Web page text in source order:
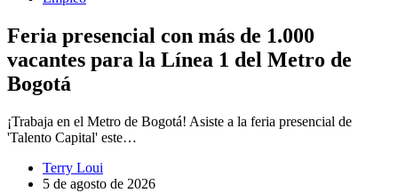
Feria presencial con más de 1.000
vacantes para la Línea 1 del Metro de
Bogotá
¡Trabaja en el Metro de Bogotá! Asiste a la feria presencial de
'Talento Capital' este…
Terry Loui
5 de agosto de 2026